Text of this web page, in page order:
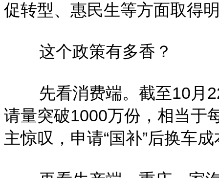
促转型、惠民生等方面取得
这个政策有多香？
先看消费端。截至10月
请量突破1000万份，相当于
主惊叹，申请“国补”后换车